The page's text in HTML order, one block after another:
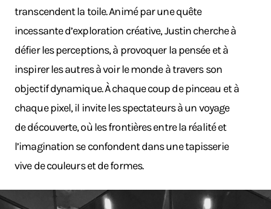
transcendent la toile. Animé par une quête
incessante d’exploration créative, Justin cherche à
défier les perceptions, à provoquer la pensée et à
inspirer les autres à voir le monde à travers son
objectif dynamique. À chaque coup de pinceau et à
chaque pixel, il invite les spectateurs à un voyage
de découverte, où les frontières entre la réalité et
l’imagination se confondent dans une tapisserie
vive de couleurs et de formes.